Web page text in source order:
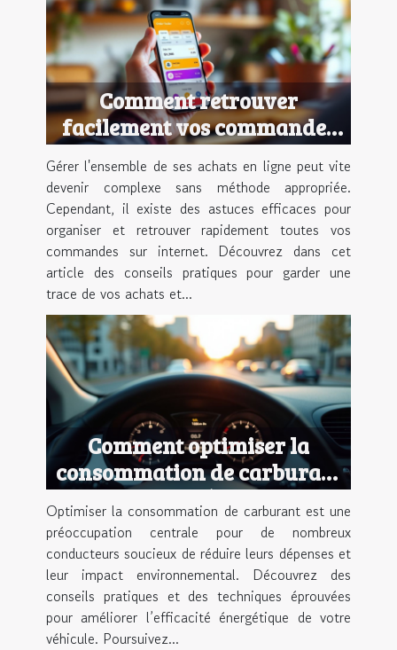
Comment retrouver
facilement vos commandes
en ligne ?
Gérer l'ensemble de ses achats en ligne peut vite
devenir complexe sans méthode appropriée.
Cependant, il existe des astuces efficaces pour
organiser et retrouver rapidement toutes vos
commandes sur internet. Découvrez dans cet
article des conseils pratiques pour garder une
trace de vos achats et...
Comment optimiser la
consommation de carburant
de votre véhicule ?
Optimiser la consommation de carburant est une
préoccupation centrale pour de nombreux
conducteurs soucieux de réduire leurs dépenses et
leur impact environnemental. Découvrez des
conseils pratiques et des techniques éprouvées
pour améliorer l’efficacité énergétique de votre
véhicule. Poursuivez...